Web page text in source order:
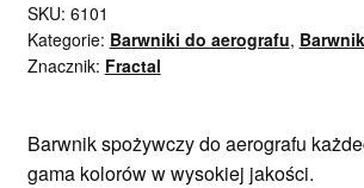
SKU: 6101
Kategorie: Barwniki do aerografu,
Znacznik: Fractal
Barwnik spożywczy do aerografu
gama koloróww wysokiej jakości.